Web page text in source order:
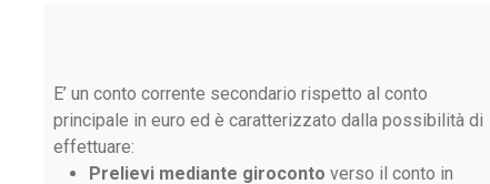
E’ un conto corrente secondario rispetto al conto
principale in euro ed è caratterizzato dalla possibilità di
effettuare:
Prelievi mediante giroconto verso il conto in